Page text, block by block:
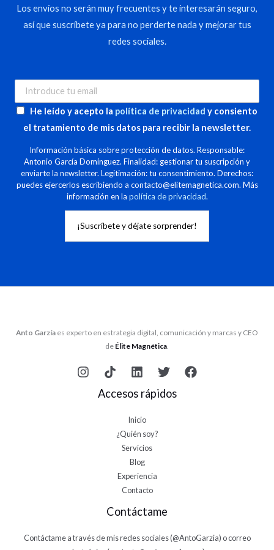
Los envíos no serán muy frecuentes y te interesarán seguro,
así que suscríbete ya para no perderte nada y mejorar tus
redes sociales.
He leído y acepto la política de privacidad y consiento
el tratamiento de mis datos para recibir la newsletter.
Información básica sobre protección de datos. Responsable:
Antonio García Domínguez. Finalidad: gestionar tu suscripción y
enviarte la newsletter. Legitimación: tu consentimiento. Derechos:
puedes ejercerlos escribiendo a contacto@elitemagnetica.com. Más
información en la política de privacidad.
Anto Garzía es experto en estrategia digital, comunicación y marcas y CEO
de Élite Magnética
Accesos rápidos
Inicio
¿Quién soy?
Servicios
Blog
Experiencia
Contacto
Contáctame
Contáctame a través de mis redes sociales (@AntoGarzia) o correo